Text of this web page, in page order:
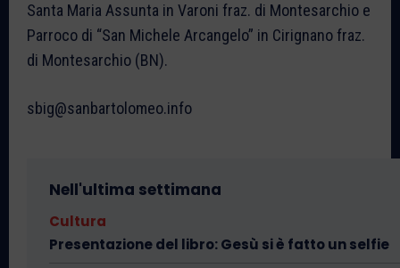
Santa Maria Assunta in Varoni fraz. di Montesarchio e
Parroco di “San Michele Arcangelo” in Cirignano fraz.
di Montesarchio (BN).
sbig@sanbartolomeo.info
Nell'ultima settimana
Cultura
Presentazione del libro: Gesù si è fatto un selfie